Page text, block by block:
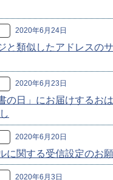
2020年6月24日
と類似したアドレスの
2020年6月23日
の日」にお届けするお
2020年6月20日
に関する受信設定のお願
2020年6月3日